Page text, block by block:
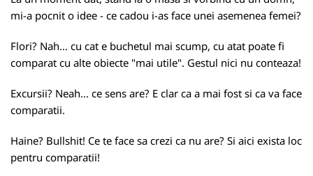
mi-a pocnit o idee - ce cadou i-as face unei asemenea femei?
Flori? Nah... cu cat e buchetul mai scump, cu atat poate fi
comparat cu alte obiecte "mai utile". Gestul nici nu conteaza!
Excursii? Neah... ce sens are? E clar ca a mai fost si ca va face
comparatii.
Haine? Bullshit! Ce te face sa crezi ca nu are? Si aici exista loc
pentru comparatii!